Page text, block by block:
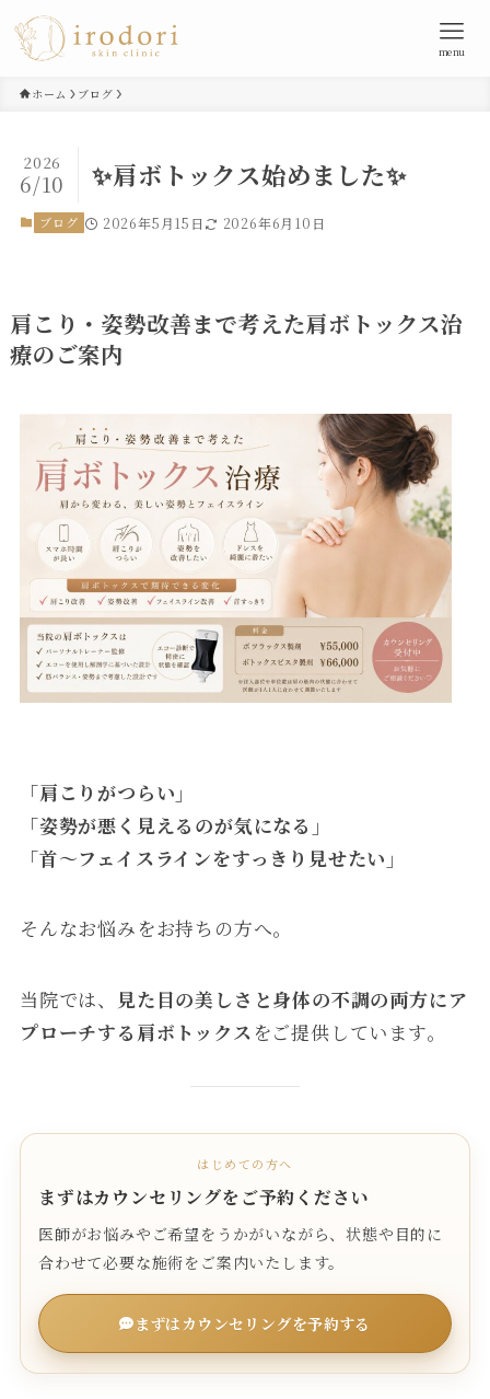
menu
ホーム ブログ
✨肩ボトックス始めました✨
2026
6/10
ブログ 2026年5月15日 2026年6月10日
肩こり・姿勢改善まで考えた肩ボトックス治
療のご案内
「肩こりがつらい」
「姿勢が悪く見えるのが気になる」
「首〜フェイスラインをすっきり見せたい」
そんなお悩みをお持ちの方へ。
当院では、
見た目の美しさと身体の不調の両方にア
プローチする肩ボトックス をご提供しています。
はじめての方へ
まずはカウンセリングをご予約ください
医師がお悩みやご希望をうかがいながら、状態や目的に
合わせて必要な施術をご案内いたします。
まずはカウンセリングを予約する